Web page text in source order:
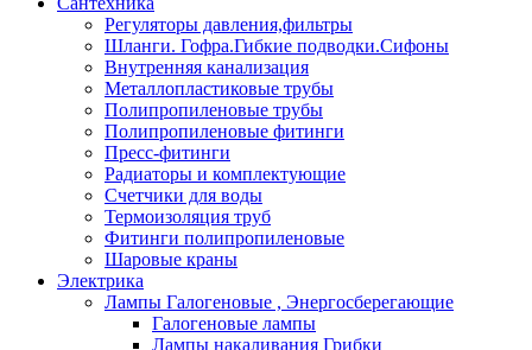
Регуляторы давления,фильтры
Шланги. Гофра.Гибкие подводки.Сифоны
Внутренняя канализация
Металлопластиковые трубы
Полипропиленовые трубы
Полипропиленовые фитинги
Пресс-фитинги
Радиаторы и комплектующие
Счетчики для воды
Термоизоляция труб
Фитинги полипропиленовые
Шаровые краны
Электрика
Лампы Галогеновые , Энергосберегающие
Галогеновые лампы
Лампы накаливания Грибки